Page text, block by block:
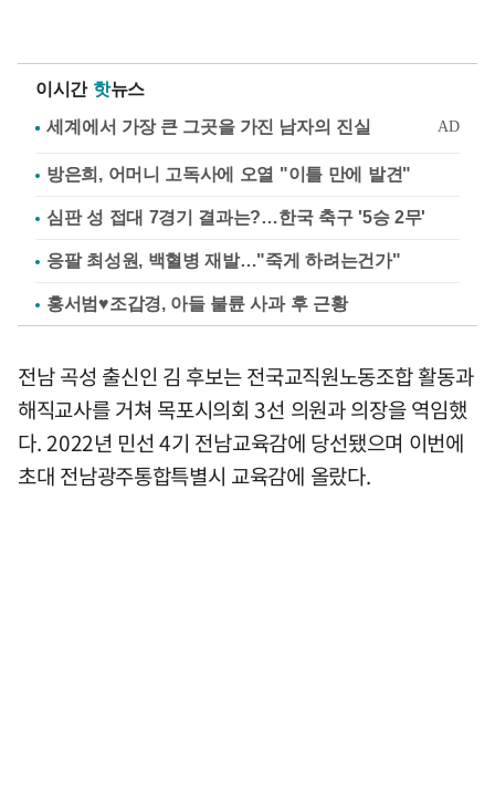
이시간 핫뉴스
방은희, 어머니 고독사에 오열 "이틀 만에 발견"
심판 성 접대 7경기 결과는?…한국 축구 '5승 2무'
응팔 최성원, 백혈병 재발…"죽게 하려는건가"
홍서범♥조갑경, 아들 불륜 사과 후 근황
전남 곡성 출신인 김 후보는 전국교직원노동조합 활동과
해직교사를 거쳐 목포시의회 3선 의원과 의장을 역임했
다. 2022년 민선 4기 전남교육감에 당선됐으며 이번에
초대 전남광주통합특별시 교육감에 올랐다.